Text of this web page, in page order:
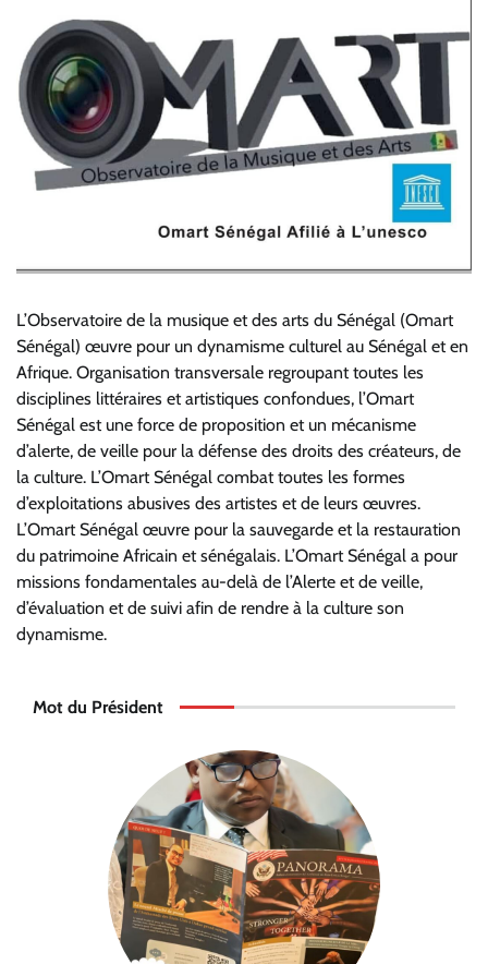
L’Observatoire de la musique et des arts du Sénégal (Omart
Sénégal) œuvre pour un dynamisme culturel au Sénégal et en
Afrique. Organisation transversale regroupant toutes les
disciplines littéraires et artistiques confondues, l’Omart
Sénégal est une force de proposition et un mécanisme
d’alerte, de veille pour la défense des droits des créateurs, de
la culture. L’Omart Sénégal combat toutes les formes
d’exploitations abusives des artistes et de leurs œuvres.
L’Omart Sénégal œuvre pour la sauvegarde et la restauration
du patrimoine Africain et sénégalais. L’Omart Sénégal a pour
missions fondamentales au-delà de l’Alerte et de veille,
d’évaluation et de suivi afin de rendre à la culture son
dynamisme.
Mot du Président